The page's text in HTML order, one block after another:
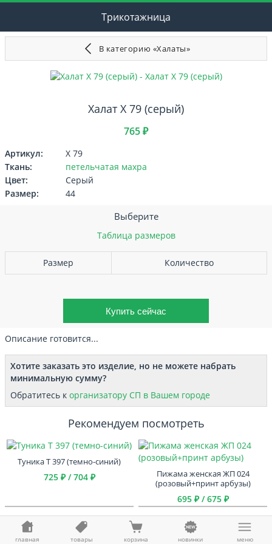
Трикотажница
В категорию «Халаты»
Халат Х 79 (серый)
765 ₽
Артикул:
Х 79
Ткань:
петельчатая махра
Цвет:
Серый
Размер:
44
Выберите
Таблица размеров
Размер Количество
Описание готовится...
Хотите заказать это изделие, но не можете набрать
минимальную сумму?
Обратитесь к организатору СП в Вашем городе
Рекомендуем посмотреть
Туника Т 397 (темно-синий)
725 ₽ / 704 ₽
Пижама женская ЖП 024
(розовый+принт арбузы)
695 ₽ / 675 ₽
Сарафан С 60 (черный)